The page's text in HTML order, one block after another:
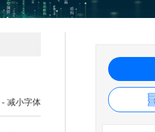
- 减小字体